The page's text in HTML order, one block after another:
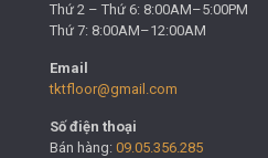
Thứ 2 – Thứ 6: 8:00AM–5:00PM
Thứ 7: 8:00AM–12:00AM
Email
tktfloor@gmail.com
Số điện thoại
Bán hàng: 09.05.356.285